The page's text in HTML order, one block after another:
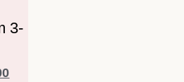
3-